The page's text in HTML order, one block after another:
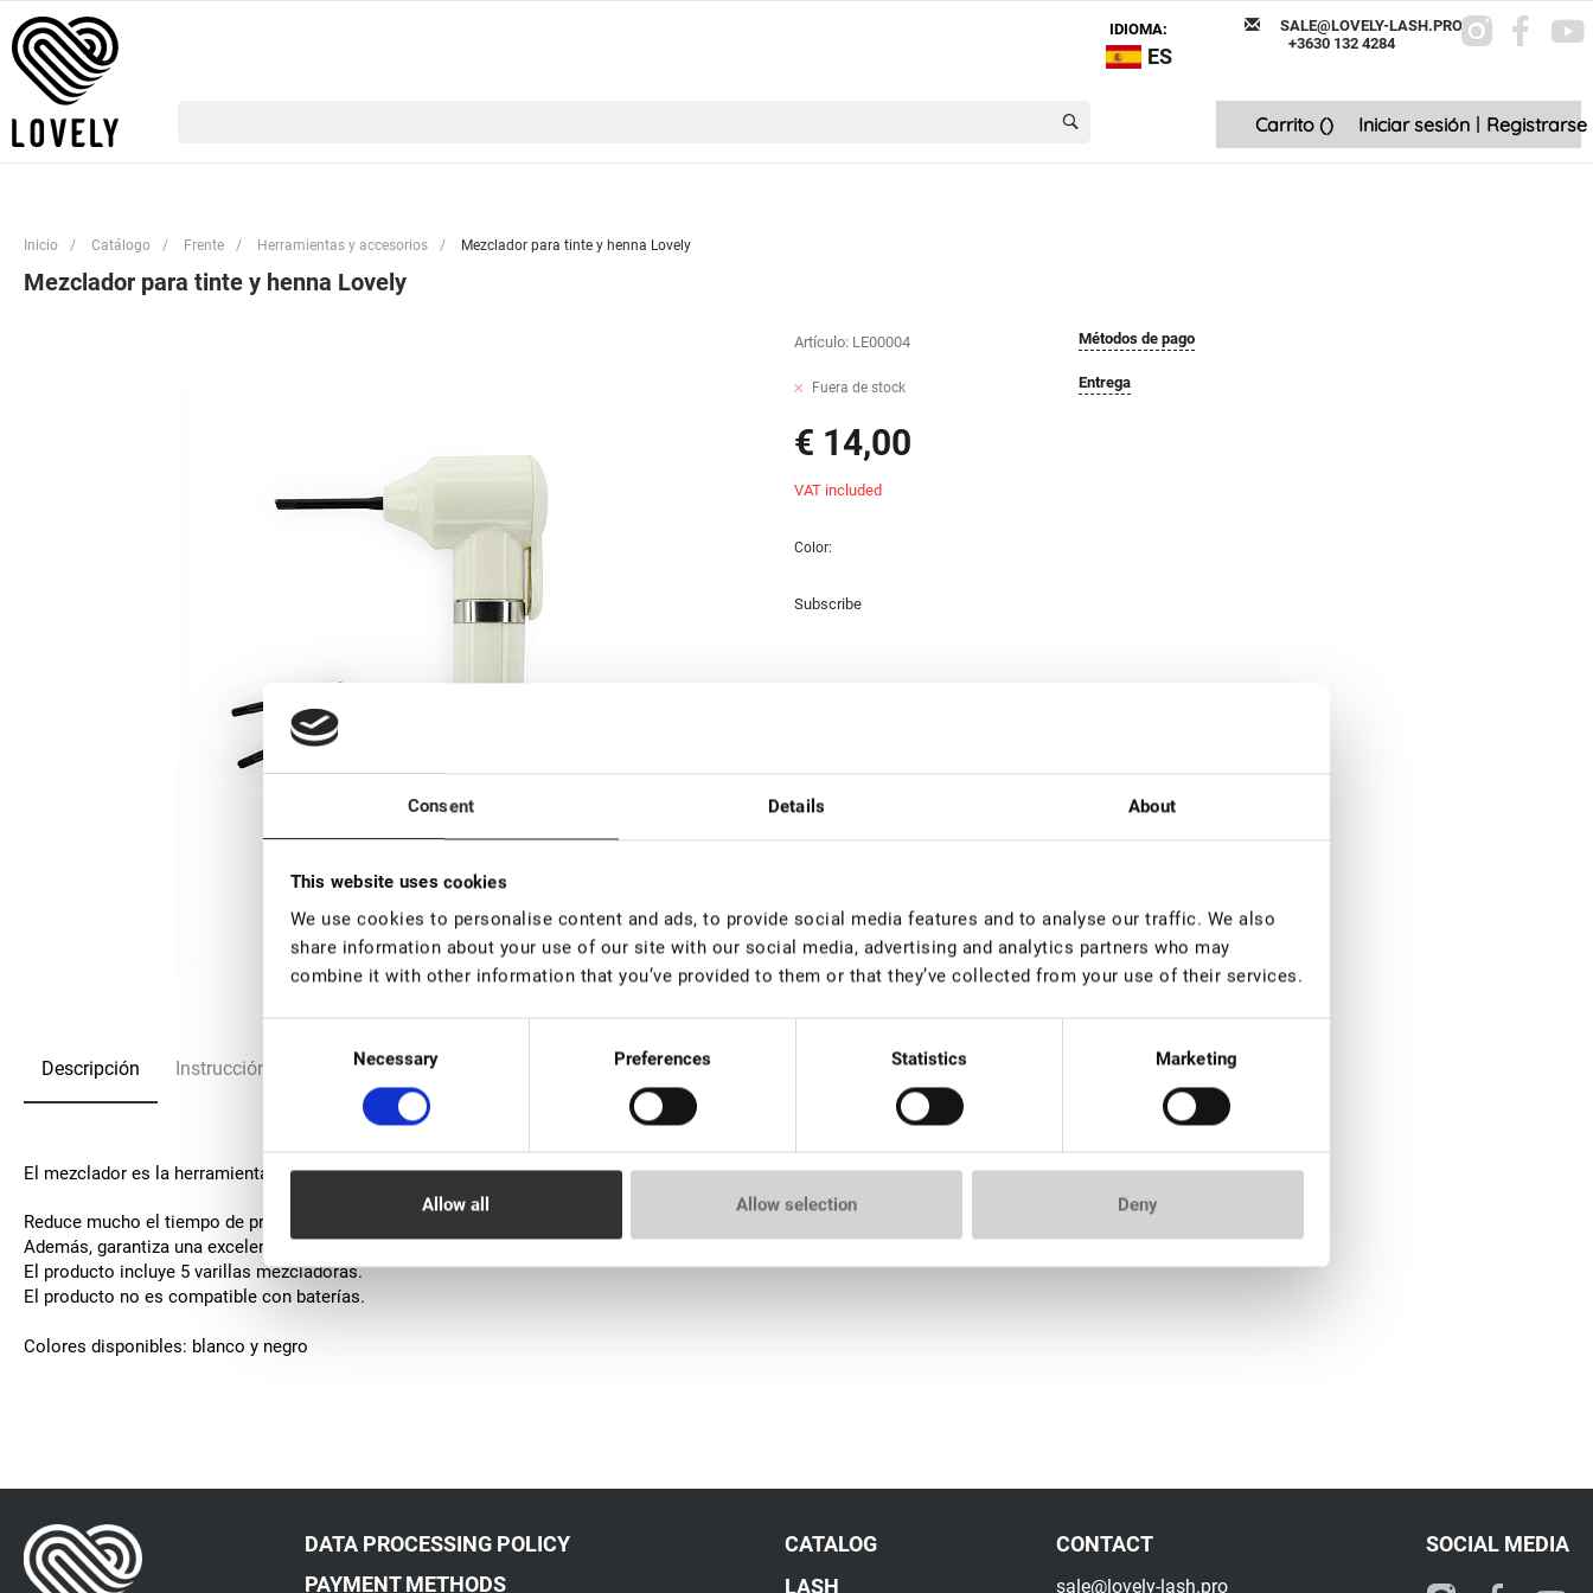
Consent Details About
This website uses cookies
We use cookies to personalise content and ads, to provide social media features and to analyse our traffic. We also
share information about your use of our site with our social media, advertising and analytics partners who may
combine it with other information that you’ve provided to them or that they’ve collected from your use of their services.
Selection
Necessary Preferences Statistics Marketing
Deny
Allow selection
Allow all
IDIOMA:
ES
SALE@LOVELY-LASH.PRO
+3630 132 4284
Carrito () Iniciar sesión | Registrarse
Inicio / Catálogo / Frente / Herramientas y accesorios / Mezclador para tinte y henna Lovely
Mezclador para tinte y henna Lovely
Métodos de pago
Entrega
Artículo: LE00004
Fuera de stock
€ 14,00
VAT included
Color:
Subscribe
Descripción Instrucción Preguntas frecuentes
El mezclador es la herramienta perfecta para alcanzar la consistencia ideal de henna.
Reduce mucho el tiempo de preparación del tinte para el tratamiento de teñido.
Además, garantiza una excelente mezcla de productos al tiempo que proporciona el producto final para obtener resultados de textura suave y suprema.
El producto incluye 5 varillas mezcladoras.
El producto no es compatible con baterías.
Colores disponibles: blanco y negro
DATA PROCESSING POLICY
PAYMENT METHODS
CATALOG
LASH
CONTACT
sale@lovely-lash.pro
SOCIAL MEDIA